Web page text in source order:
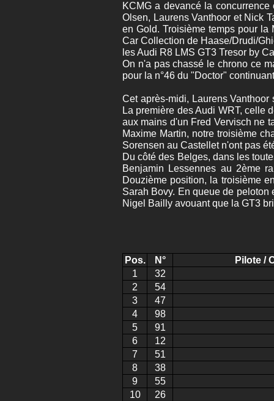
KCMG a devancé la
Olsen, Laurens Vanthoor et Nick
en Gold. Troisième temps pour
Car Collection de Haase/Drudi/
les Audi R8 LMS GT3 Tresor by
On n'a pas chassé le chrono ce
pour la n°46 du "Doctor"
Cet après-midi, Laurens
La première des Audi WRT, celle
aux mains d'un Fred Vervisch ne
Maxime Martin, notre troisième
Sorensen au Castellet n'ont pas
Du côté des Belges, dans les
Benjamin Lessennes au 2ème
Douzième position, la troisième
Sarah Bovy. En queue de
Nigel Bailly avouant que la GT3
Pos. N°
Pilote /
1
32
2
54
3
47
4
98
5
91
6
12
7
51
8
38
9
55
10
26